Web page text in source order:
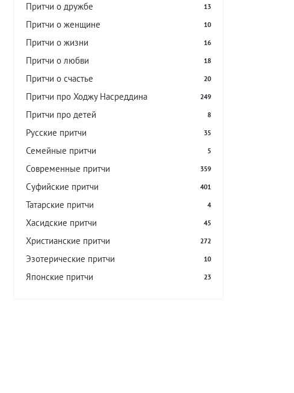
Притчи о дружбе 13
Притчи о женщине 10
Притчи о жизни 16
Притчи о любви 18
Притчи о счастье 20
Притчи про Ходжу Насреддина 249
Притчи про детей 8
Русские притчи 35
Семейные притчи 5
Современные притчи 359
Суфийские притчи 401
Татарские притчи 4
Хасидские притчи 45
Христианские притчи 272
Эзотерические притчи 10
Японские притчи 23